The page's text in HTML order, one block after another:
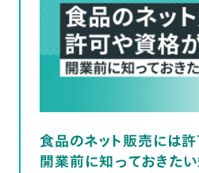
食品のネット販売には
開業前に知っておきた